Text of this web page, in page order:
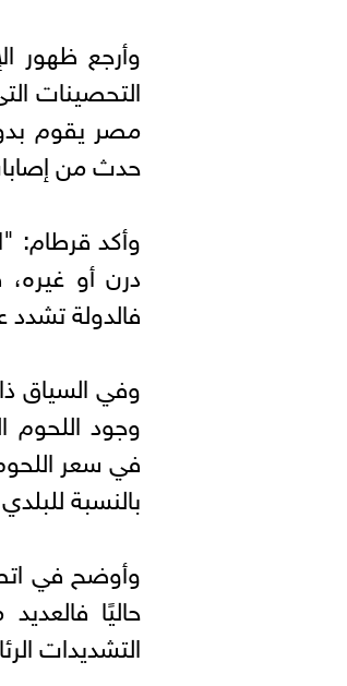
وأرجع ظهور
التحصينات
مصر يقوم
حدث من
وأكد قرطام:
درن أو
فالدولة
وفي السياق
وجود اللحوم
في سعر
بالنسبة
وأوضح في
التشديدات